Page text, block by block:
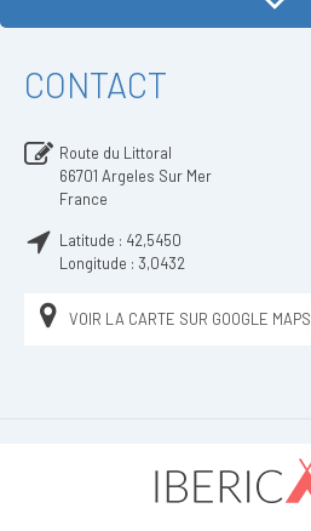
CONTACT
Route du Littoral
66701 Argeles Sur Mer
France
Latitude : 42,5450
Longitude : 3,0432
VOIR LA CARTE SUR GOOGLE MAPS